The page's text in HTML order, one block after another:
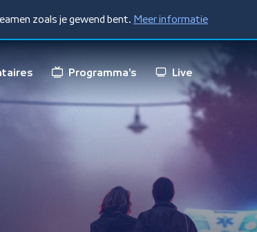
zoals je gewend bent. Meer informatie
Programma's Live